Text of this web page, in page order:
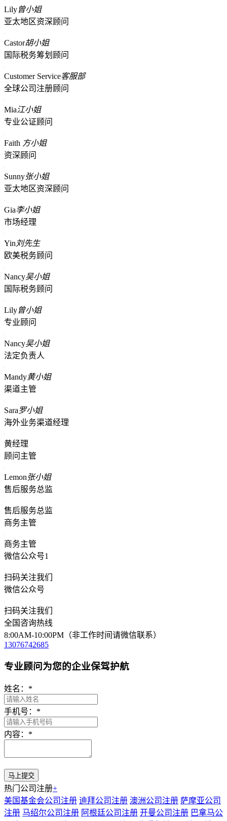
Lily曾小姐
亚太地区资深顾问
Castor胡小姐
国际税务筹划顾问
Customer Service客服部
全球公司注册顾问
Mia江小姐
专业公证顾问
Faith 方小姐
资深顾问
Sunny张小姐
亚太地区资深顾问
Gia李小姐
市场经理
Yin 刘先生
欧美税务顾问
Nancy吴小姐
国际税务顾问
Lily曾小姐
专业顾问
Nancy吴小姐
法定负责人
Mandy黄小姐
渠道主管
Sara罗小姐
海外业务渠道经理
黄经理
顾问主管
Lemon张小姐
售后服务总监
售后服务总监
商务主管
商务主管
微信公众号1
扫码关注我们
微信公众号
扫码关注我们
全国咨询热线
8:00AM-10:00PM（非工作时间请微信联系）
13076742685
专业顾问为您的企业保驾护航
姓名： *
手机号： *
内容： *
热门公司注册+
美国基金会公司注册 迪拜公司注册 澳洲公司注册 萨摩亚公司
注册 马绍尔公司注册 阿根廷公司注册 开曼公司注册 巴拿马公